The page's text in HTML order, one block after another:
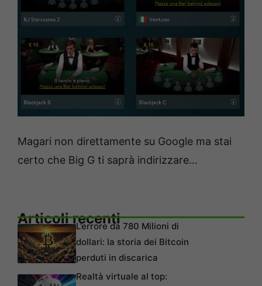
Magari non direttamente su Google ma stai
certo che Big G ti saprà indirizzare…
Articoli recentiL’errore da 780 Milioni di
dollari: la storia dei Bitcoin
perduti in discarica
Realtà virtuale al top: